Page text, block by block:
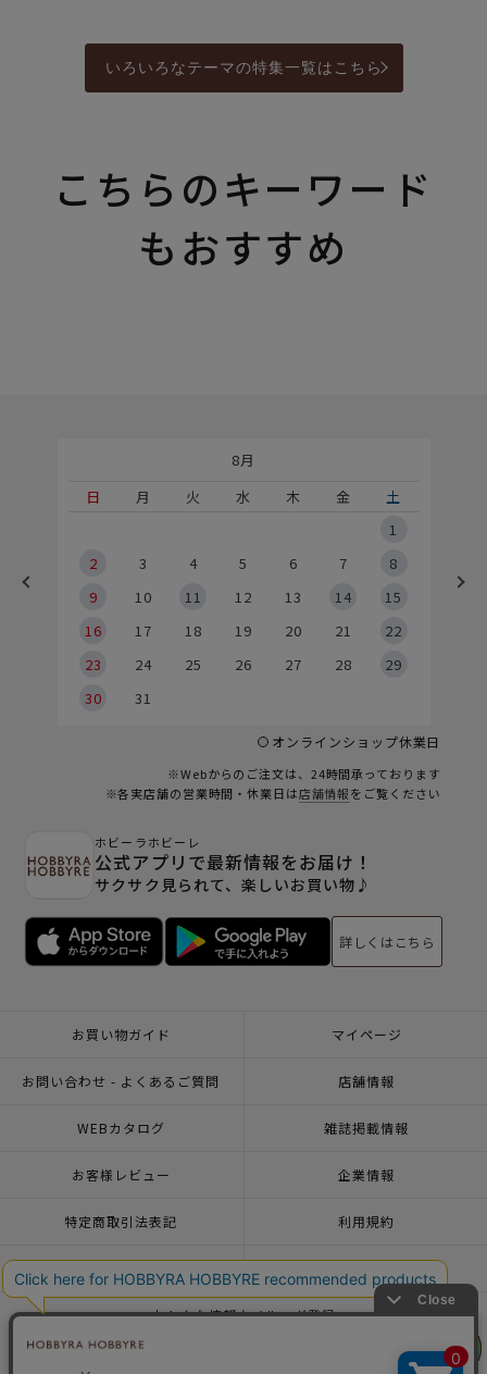
フェア
いろいろなテーマの特集一覧はこちら
こちらのキーワード
もおすすめ
フェア
8月
日
月 火 水 木 金
土
1
2
3 4 5 6 7
8
9
10 11 12 13 14
15
16
17 18 19 20 21
22
23
24 25 26 27 28
29
30
31
オンラインショップ休業日
※Webからのご注文は、24時間承っております
※各実店舗の営業時間・休業日は店舗情報をご覧ください
ホビーラホビーレ
公式アプリで最新情報をお届け！
サクサク見られて、楽しいお買い物♪
詳しくはこちら
お買い物ガイド マイページ
お問い合わせ - よくあるご質問 店舗情報
WEBカタログ 雑誌掲載情報
お客様レビュー 企業情報
特定商取引法表記 利用規約
個人情報ポリシー 一緒に働こう♪求人情報
おトクな情報♪メルマガ登録